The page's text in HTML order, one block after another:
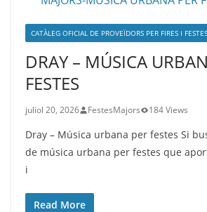
CATÀLEG OFICIAL DE PROVEÏDORS PER FIRES I
DRAY – MÚSICA
FESTES
juliol 20, 2026 FestesMajors 184 Views
Dray – Música urbana per festes Si
de música urbana per festes que
i
Read More